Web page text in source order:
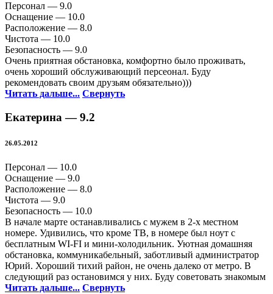
Персонал — 9.0
Оснащение — 10.0
Расположение — 8.0
Чистота — 10.0
Безопасность — 9.0
Очень приятная обстановка, комфортно было проживать,
очень хороший обслуживающий персеонал. Буду
рекомендовать своим друзьям обязательно)))
Читать дальше... Свернуть
Екатерина —9.2
26.05.2012
Персонал — 10.0
Оснащение — 9.0
Расположение — 8.0
Чистота — 9.0
Безопасность — 10.0
В начале марте останавливались с мужем в 2-х местном
номере. Удивились, что кроме ТВ, в номере был ноут с
бесплатным WI-FI и мини-холодильник. Уютная домашняя
обстановка, коммуникабельный, заботливый администратор
Юрий. Хороший тихий район, не очень далеко от метро. В
следующий раз остановимся у них. Буду советовать знакомым
Читать дальше... Свернуть